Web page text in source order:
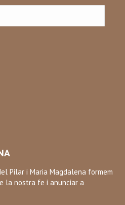
Pilar i Maria Magdalena formem
la nostra fe i anunciar a